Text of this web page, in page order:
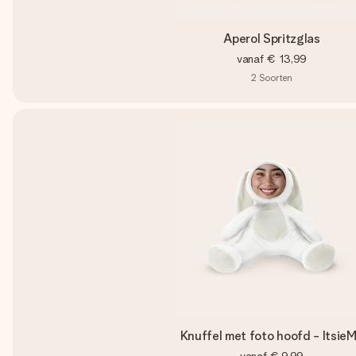
Aperol Spritzglas
vanaf € 13,99
2 Soorten
Knuffel met foto hoofd -